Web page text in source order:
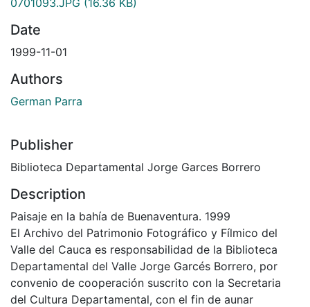
Date
1999-11-01
Authors
German Parra
Publisher
Biblioteca Departamental Jorge Garces Borrero
Description
Paisaje en la bahía de Buenaventura. 1999
El Archivo del Patrimonio Fotográfico y Fílmico del
Valle del Cauca es responsabilidad de la Biblioteca
Departamental del Valle Jorge Garcés Borrero, por
convenio de cooperación suscrito con la Secretaria
del Cultura Departamental, con el fin de aunar